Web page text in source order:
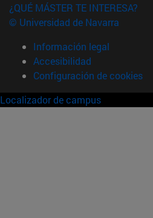
¿QUÉ MÁSTER TE INTERESA?
© Universidad de Navarra
Información legal
Accesibilidad
Configuración de cookies
Localizador de campus